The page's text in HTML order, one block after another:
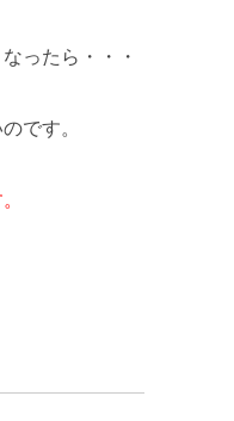
ったら・・・
です。